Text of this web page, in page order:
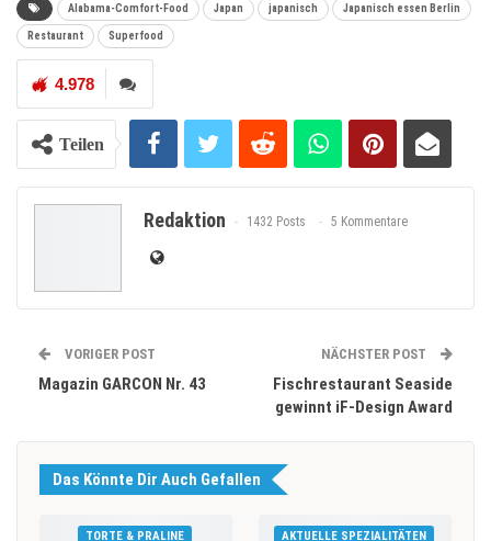
Alabama-Comfort-Food Japan japanisch Japanisch essen Berlin
Restaurant Superfood
4.978
Teilen
Redaktion 1432 Posts 5 Kommentare
VORIGER POST
Magazin GARCON Nr. 43
NÄCHSTER POST
Fischrestaurant Seaside
gewinnt iF-Design Award
Das Könnte Dir Auch Gefallen
TORTE & PRALINE AKTUELLE SPEZIALITÄTEN